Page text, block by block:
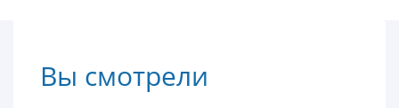
Вы смотрели